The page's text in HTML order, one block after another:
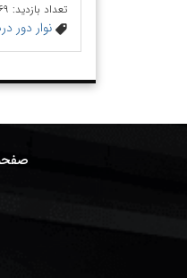
تعداد بازدید: ۵,۹۶۹
نوار دور